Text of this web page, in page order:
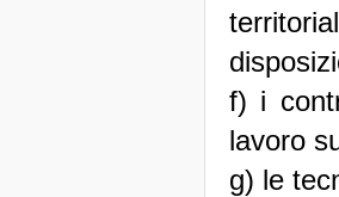
f) i
lavoro
g) le